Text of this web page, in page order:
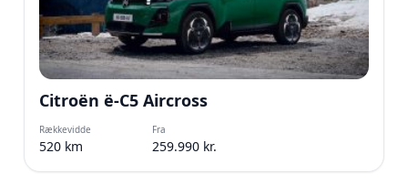
Citroën ë-C5 Aircross
Rækkevidde
520 km
Fra
259.990 kr.